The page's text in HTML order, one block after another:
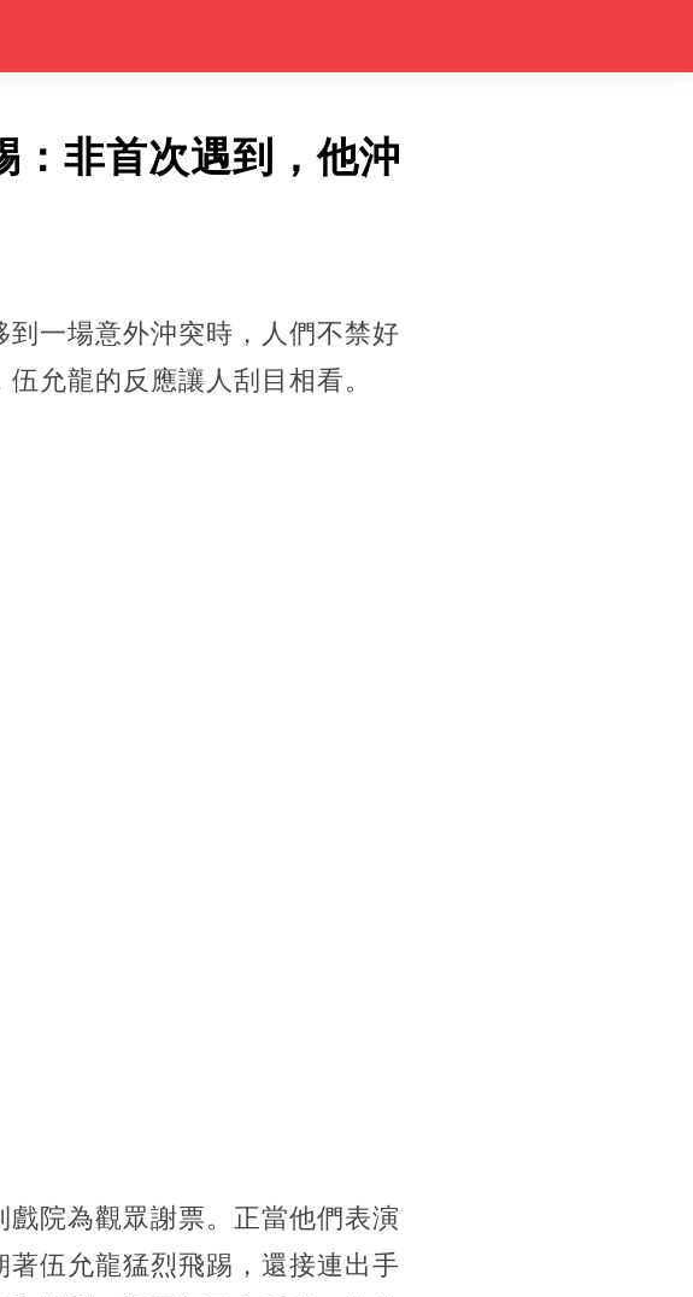
：非首次遇到，他沖
一場意外沖突時，人們不禁好
允龍的反應讓人刮目相看。
院為觀眾謝票。正當他們表演
伍允龍猛烈飛踢，還接連出手